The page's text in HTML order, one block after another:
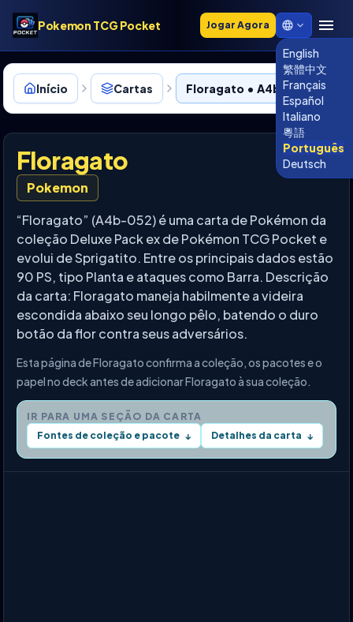
Pokemon TCG Pocket Jogar Agora
English
繁體中文
Français
Español
Italiano
粵語
Português
Deutsch
Início Cartas Floragato • A4b-052
Floragato
Pokemon
“Floragato” (A4b-052) é uma carta de Pokémon da
coleção Deluxe Pack ex de Pokémon TCG Pocket e
evolui de Sprigatito. Entre os principais dados estão
90 PS, tipo Planta e ataques como Barra. Descrição
da carta: Floragato maneja habilmente a videira
escondida abaixo seu longo pêlo, batendo o duro
botão da flor contra seus adversários.
Esta página de Floragato confirma a coleção, os pacotes e o
papel no deck antes de adicionar Floragato à sua coleção.
IR PARA UMA SEÇÃO DA CARTA
Fontes de coleção e pacote ↓ Detalhes da carta ↓